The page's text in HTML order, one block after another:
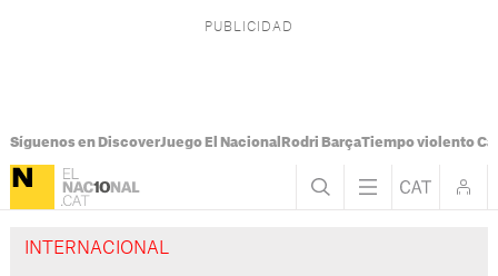
Síguenos en DiscoverJuego El Nacional Rodri BarçaTiempo violento
INTERNACIONAL